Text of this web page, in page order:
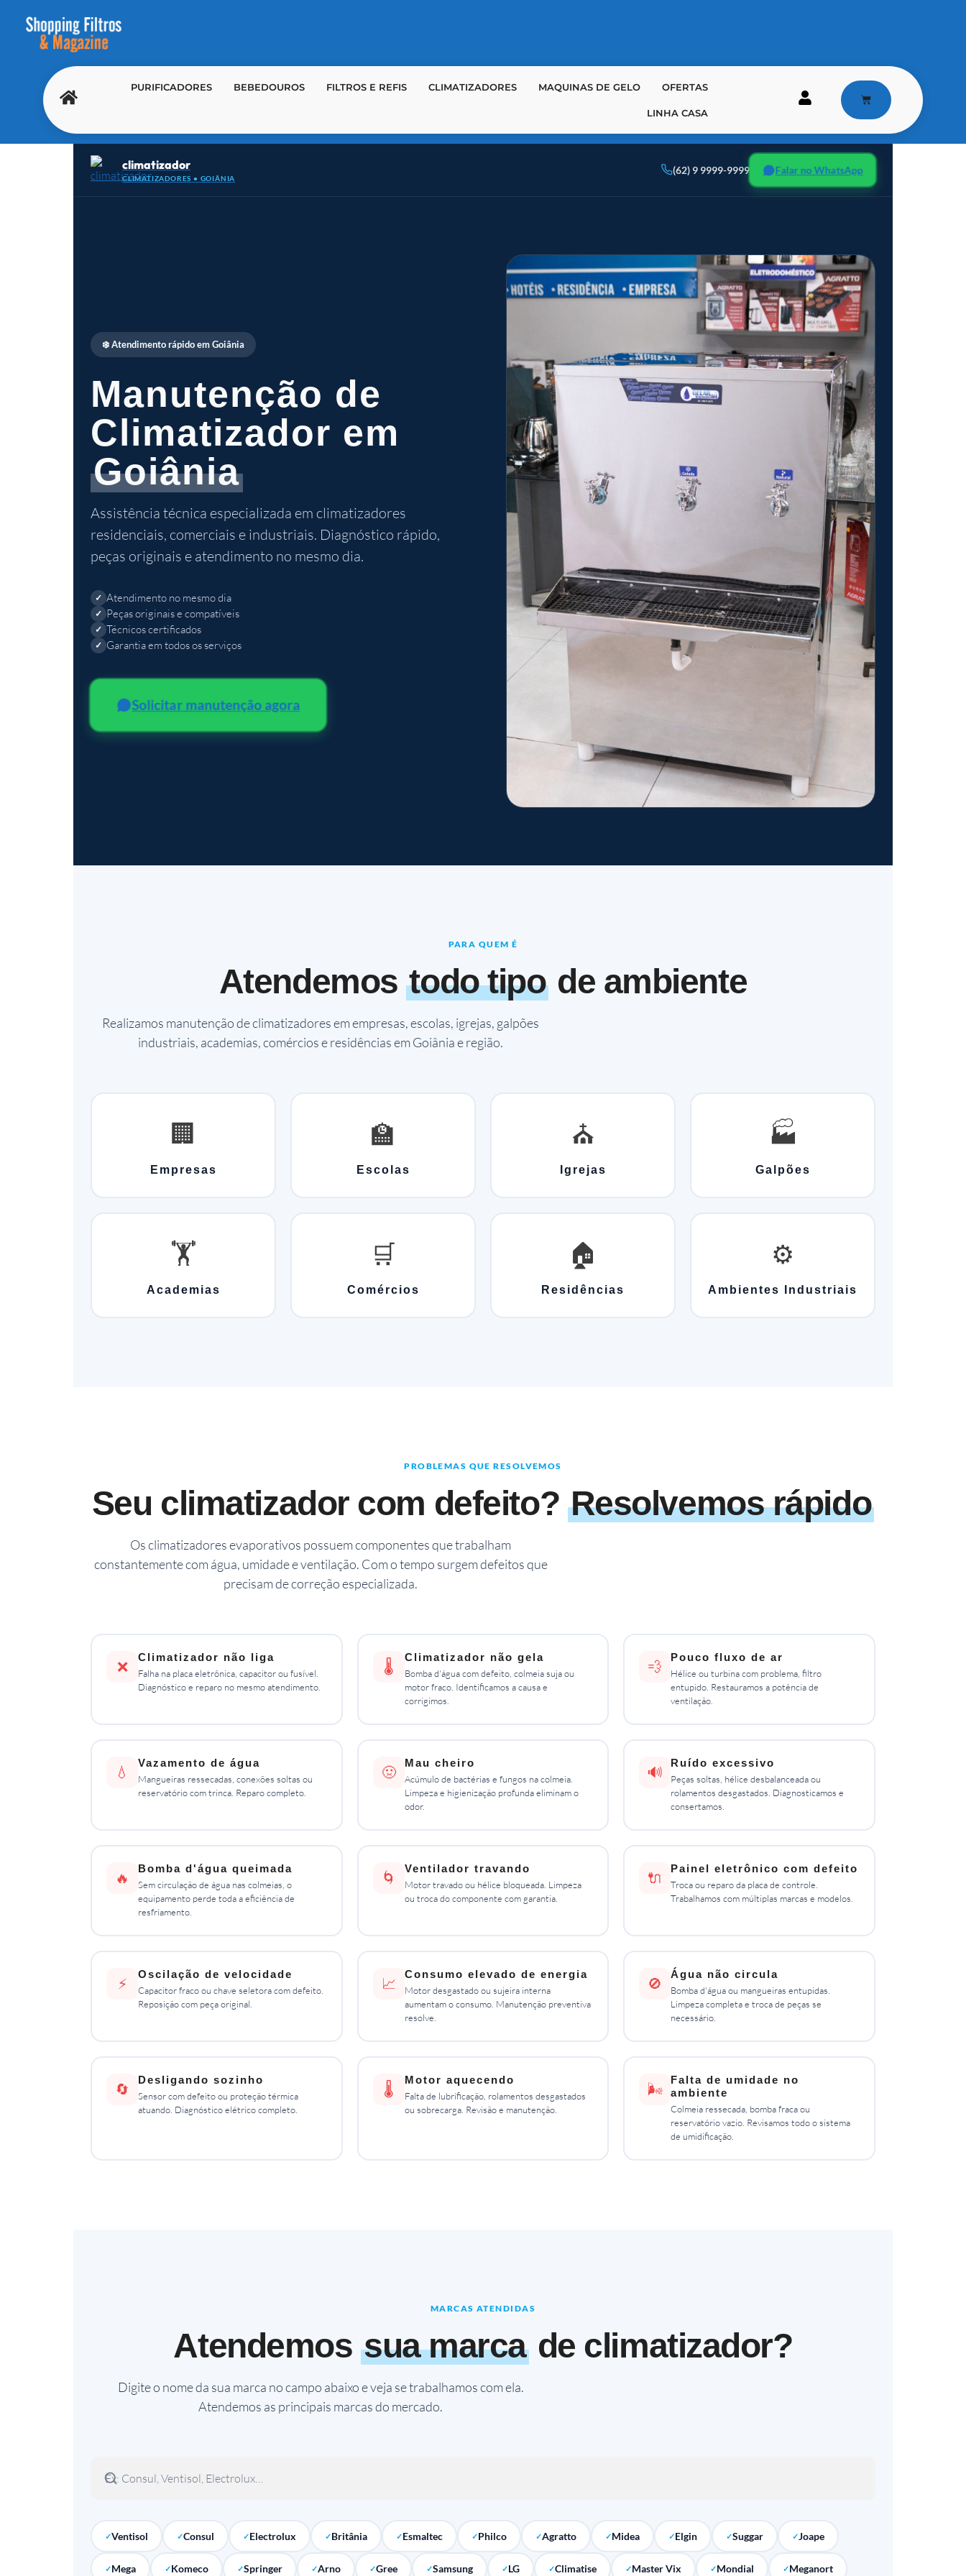
PURIFICADORES BEBEDOUROS FILTROS E REFIS CLIMATIZADORES MAQUINAS DE GELO OFERTAS
LINHA CASA
climatizador
CLIMATIZADORES • GOIÂNIA
(62) 9 9999-9999 Falar no WhatsApp
❄️ Atendimento rápido em Goiânia
Manutenção de
Climatizador em
Goiânia
Assistência técnica especializada em climatizadores
residenciais, comerciais e industriais. Diagnóstico rápido,
peças originais e atendimento no mesmo dia.
Atendimento no mesmo dia
Peças originais e compatíveis
Técnicos certificados
Garantia em todos os serviços
Solicitar manutenção agora
PARA QUEM É
Atendemostodo tipo de ambiente
Realizamos manutenção de climatizadores em empresas, escolas, igrejas, galpões
industriais, academias, comércios e residências em Goiânia e região.
🏢
Empresas
🏫
Escolas
⛪
Igrejas
🏭
Galpões
🏋️
Academias
🛒
Comércios
🏠
Residências
⚙️
Ambientes Industriais
PROBLEMAS QUE RESOLVEMOS
Seu climatizador com defeito? Resolvemos rápido
Os climatizadores evaporativos possuem componentes que trabalham
constantemente com água, umidade e ventilação. Com o tempo surgem defeitos que
precisam de correção especializada.
❌
Climatizador não liga
Falha na placa eletrônica, capacitor ou fusível.
Diagnóstico e reparo no mesmo atendimento.
🌡️
Climatizador não gela
Bomba d'água com defeito, colmeia suja ou
motor fraco. Identificamos a causa e
corrigimos.
💨
Pouco fluxo de ar
Hélice ou turbina com problema, filtro
entupido. Restauramos a potência de
ventilação.
💧
Vazamento de água
Mangueiras ressecadas, conexões soltas ou
reservatório com trinca. Reparo completo.
🤢
Mau cheiro
Acúmulo de bactérias e fungos na colmeia.
Limpeza e higienização profunda eliminam o
odor.
🔊
Ruído excessivo
Peças soltas, hélice desbalanceada ou
rolamentos desgastados. Diagnosticamos e
consertamos.
🔥
Bomba d'água queimada
Sem circulação de água nas colmeias, o
equipamento perde toda a eficiência de
resfriamento.
🌀
Ventilador travando
Motor travado ou hélice bloqueada. Limpeza
ou troca do componente com garantia.
🔌
Painel eletrônico com defeito
Troca ou reparo da placa de controle.
Trabalhamos com múltiplas marcas e modelos.
⚡
Oscilação de velocidade
Capacitor fraco ou chave seletora com defeito.
Reposição com peça original.
📈
Consumo elevado de energia
Motor desgastado ou sujeira interna
aumentam o consumo. Manutenção preventiva
resolve.
🚫
Água não circula
Bomba d'água ou mangueiras entupidas.
Limpeza completa e troca de peças se
necessário.
🔄
Desligando sozinho
Sensor com defeito ou proteção térmica
atuando. Diagnóstico elétrico completo.
🌡️
Motor aquecendo
Falta de lubrificação, rolamentos desgastados
ou sobrecarga. Revisão e manutenção.
🌬️
Falta de umidade no
ambiente
Colmeia ressecada, bomba fraca ou
reservatório vazio. Revisamos todo o sistema
de umidificação.
MARCAS ATENDIDAS
Atendemossua marca de climatizador?
Digite o nome da sua marca no campo abaixo e veja se trabalhamos com ela.
Atendemos as principais marcas do mercado.
Ventisol Consul Electrolux Britânia Esmaltec Philco Agratto Midea Elgin Suggar Joape
Mega Komeco Springer Arno Gree Samsung LG Climatise Master Vix Mondial Meganort